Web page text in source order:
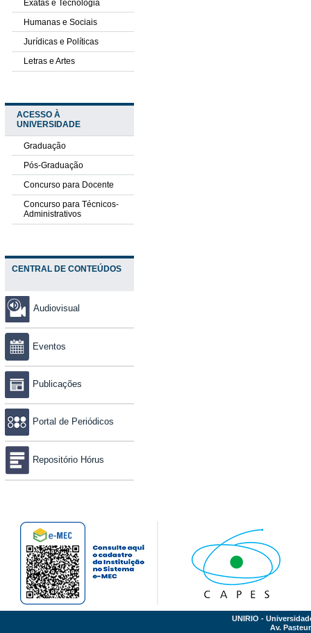
Exatas e Tecnologia
Humanas e Sociais
Jurídicas e Políticas
Letras e Artes
ACESSO À
UNIVERSIDADE
Graduação
Pós-Graduação
Concurso para Docente
Concurso para Técnicos-
Administrativos
CENTRAL DE CONTEÚDOS
Audiovisual
Eventos
Publicações
Portal de Periódicos
Repositório Hórus
UNIRIO -
Av.